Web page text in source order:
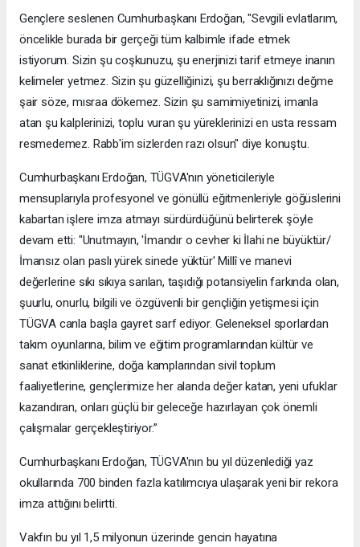
Gençlere seslenen Cumhurbaşkanı Erdoğan, "Sevgili evlatlarım,
öncelikle burada bir gerçeği tüm kalbimle ifade etmek
istiyorum. Sizin şu coşkunuzu, şu enerjinizi tarif etmeye inanın
kelimeler yetmez. Sizin şu güzelliğinizi, şu berraklığınızı değme
şair söze, mısraa dökemez. Sizin şu samimiyetinizi, imanla
atan şu kalplerinizi, toplu vuran şu yüreklerinizi en usta ressam
resmedemez. Rabb'im sizlerden razı olsun" diye konuştu.
Cumhurbaşkanı Erdoğan, TÜGVA'nın yöneticileriyle
mensuplarıyla profesyonel ve gönüllü eğitmenleriyle göğüslerini
kabartan işlere imza atmayı sürdürdüğünü belirterek şöyle
devam etti: "Unutmayın, 'İmandır o cevher ki İlahi ne büyüktür/
İmansız olan paslı yürek sinede yüktür' Millî ve manevi
değerlerine sıkı sıkıya sarılan, taşıdığı potansiyelin farkında olan,
şuurlu, onurlu, bilgili ve özgüvenli bir gençliğin yetişmesi için
TÜGVA canla başla gayret sarf ediyor. Geleneksel sporlardan
takım oyunlarına, bilim ve eğitim programlarından kültür ve
sanat etkinliklerine, doğa kamplarından sivil toplum
faaliyetlerine, gençlerimize her alanda değer katan, yeni ufuklar
kazandıran, onları güçlü bir geleceğe hazırlayan çok önemli
çalışmalar gerçekleştiriyor.”
Cumhurbaşkanı Erdoğan, TÜGVA'nın bu yıl düzenlediği yaz
okullarında 700 binden fazla katılımcıya ulaşarak yeni bir rekora
imza attığını belirtti.
Vakfın bu yıl 1,5 milyonun üzerinde gencin hayatına